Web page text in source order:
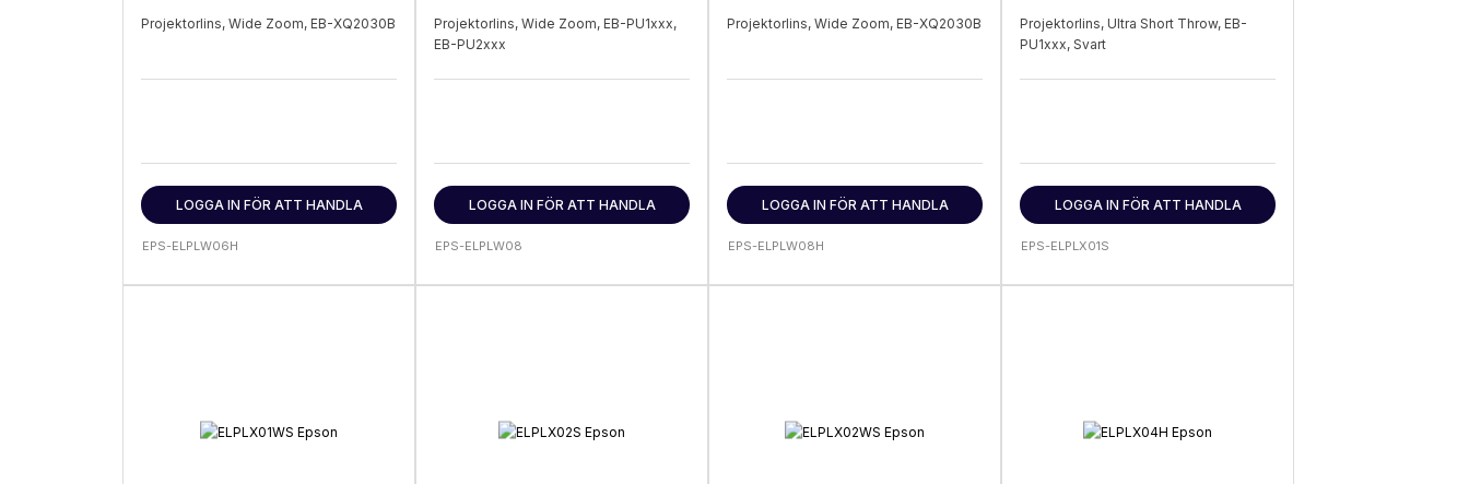
Projektorlins, Wide Zoom, EB-XQ2030B
LOGGA IN FÖR ATT HANDLA
EPS-ELPLW06H
Projektorlins, Wide Zoom, EB-PU1xxx,
EB-PU2xxx
LOGGA IN FÖR ATT HANDLA
EPS-ELPLW08
Projektorlins, Wide Zoom, EB-XQ2030B
LOGGA IN FÖR ATT HANDLA
EPS-ELPLW08H
Projektorlins, Ultra Short Throw, EB-
PU1xxx, Svart
LOGGA IN FÖR ATT HANDLA
EPS-ELPLX01S